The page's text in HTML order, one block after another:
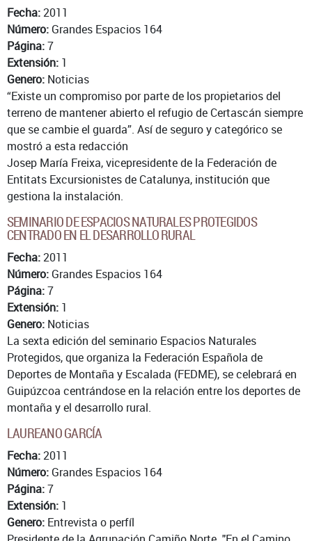
Fecha:2011
Número: Grandes Espacios 164
Página:7
Extensión: 1
Genero: Noticias
“Existe un compromiso por parte de los propietarios del
terreno de mantener abierto el refugio de Certascán siempre
que se cambie el guarda”. Así de seguro y categórico se
mostró a esta redacción
Josep María Freixa, vicepresidente de la Federación de
Entitats Excursionistes de Catalunya, institución que
gestiona la instalación.
SEMINARIO DE ESPACIOS NATURALES PROTEGIDOS
CENTRADO EN EL DESARROLLO RURAL
Fecha:2011
Número: Grandes Espacios 164
Página:7
Extensión: 1
Genero: Noticias
La sexta edición del seminario Espacios Naturales
Protegidos, que organiza la Federación Española de
Deportes de Montaña y Escalada (FEDME), se celebrará en
Guipúzcoa centrándose en la relación entre los deportes de
montaña y el desarrollo rural.
LAUREANO GARCÍA
Fecha:2011
Número: Grandes Espacios 164
Página:7
Extensión: 1
Genero: Entrevista o perfíl